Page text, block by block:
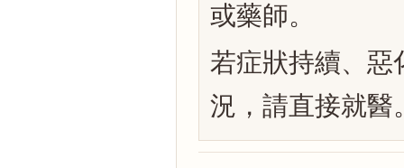
或藥師。
若症狀持續、惡
況，請直接就醫